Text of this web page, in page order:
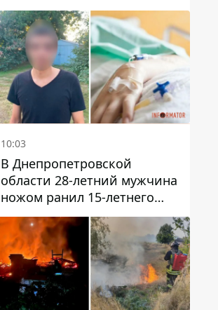
10:03
В Днепропетровской
области 28-летний мужчина
ножом ранил 15-летнего
парня